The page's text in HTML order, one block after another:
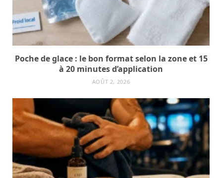
Poche de glace : le bon format selon la zone et 15
à 20 minutes d’application
AOÛT 2, 2026